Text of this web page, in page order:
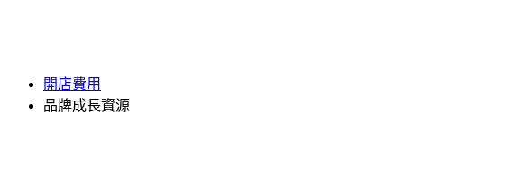
開店費用
品牌成長資源